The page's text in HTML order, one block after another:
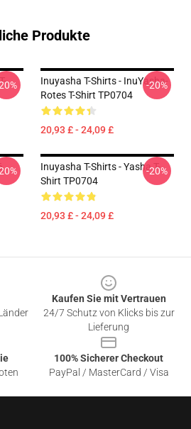
Produkte
Inuyasha T-Shirts - InuYasha-
Rotes T-Shirt TP0704
20,93 £ - 24,09 £
-20%
Inuyasha T-Shirts - Yasha T-
Shirt TP0704
20,93 £ - 24,09 £
-20%
Kaufen Sie mit Vertrauen
24/7 Schutz von Klicks bis zur
Lieferung
100% Sicherer Checkout
PayPal / MasterCard / Visa